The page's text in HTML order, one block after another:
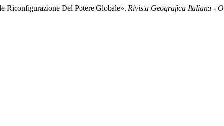
Riconfigurazione Del Potere Globale». Rivista Geografica Italiana -